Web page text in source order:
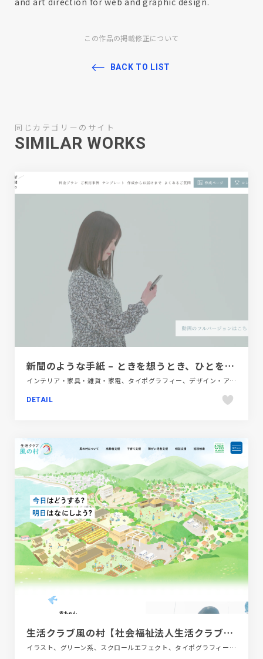
この作品の掲載修正について
BACK TO LIST
同じカテゴリーのサイト
SIMILAR WORKS
新聞のような手紙 – ときを想うとき、ひとを想うとき、あの日綴った想いに心がふれる
インテリア・家具・雑貨・家電、タイポグラフィー、デザイン・アート・音楽・文芸、フラットデザイン、ブランド・サービスサイト、ホワイト系、動画が流れる
DETAIL
生活クラブ風の村【社会福祉法人生活クラブ】｜あなたの尊厳を守ります。
イラスト、グリーン系、スクロールエフェクト、タイポグラフィー、ナチュラル、医療・ヘルスケア、地域・団体・活動、施設・店舗サイト